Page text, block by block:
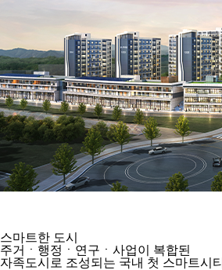
스마트한 도시
주거ㆍ행정ㆍ연구ㆍ사업이 복합된
자족도시로 조성되는 국내 첫 스마트시티